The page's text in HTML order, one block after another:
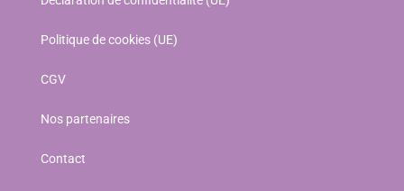
Politique de cookies (UE)
CGV
Nos partenaires
Contact